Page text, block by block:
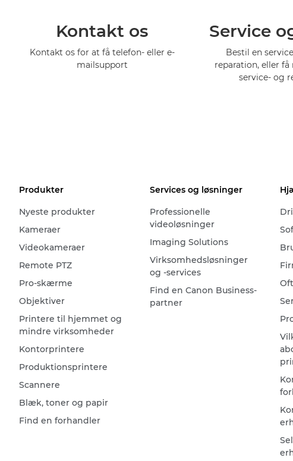
Kontakt os
Kontakt os for at få telefon- eller e-
mailsupport
Service
Bestil en
reparation, eller
service- og
Produkter
Nyeste produkter
Kameraer
Videokameraer
Remote PTZ
Pro-skærme
Objektiver
Printere til hjemmet og
mindre virksomheder
Kontorprintere
Produktionsprintere
Scannere
Blæk, toner og papir
Find en forhandler
Services og løsninger
Professionelle
videoløsninger
Imaging Solutions
Virksomhedsløsninger
og -services
Find en Canon Business-
partner